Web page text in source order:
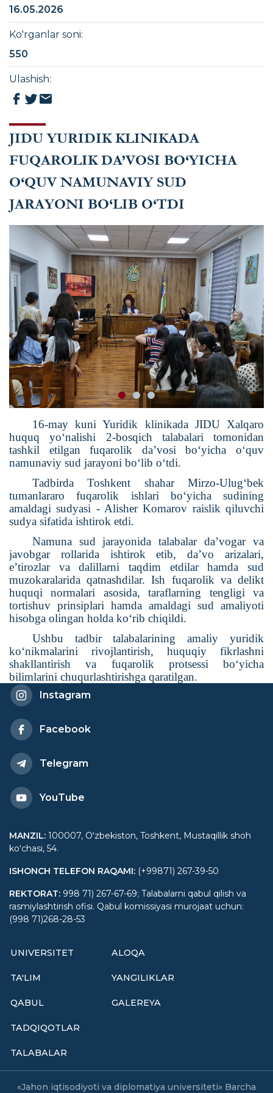
JIDU YURIDIK KLINIKADA
FUQAROLIK DA’VOSI BO‘YICHA
O‘QUV NAMUNAVIY SUD
JARAYONI BO‘LIB O‘TDI
16-may kuni Yuridik klinikada JIDU Xalqaro
huquq yo‘nalishi 2-bosqich talabalari tomonidan
tashkil etilgan fuqarolik da’vosi bo‘yicha o‘quv
namunaviy sud jarayoni bo‘lib o‘tdi.
Tadbirda Toshkent shahar Mirzo-Ulug‘bek
tumanlararo fuqarolik ishlari bo‘yicha sudining
amaldagi sudyasi - Alisher Komarov raislik qiluvchi
sudya sifatida ishtirok etdi.
Namuna sud jarayonida talabalar da’vogar va
javobgar rollarida ishtirok etib, da’vo arizalari,
e’tirozlar va dalillarni taqdim etdilar hamda sud
muzokaralarida qatnashdilar. Ish fuqarolik va delikt
huquqi normalari asosida, taraflarning tengligi va
tortishuv prinsiplari hamda amaldagi sud amaliyoti
hisobga olingan holda ko‘rib chiqildi.
Ushbu tadbir talabalarining amaliy yuridik
ko‘nikmalarini rivojlantirish, huquqiy fikrlashni
shakllantirish va fuqarolik protsessi bo‘yicha
bilimlarini chuqurlashtirishga qaratilgan.
16.05.2026
Ko'rganlar soni:
550
Ulashish:
Instagram
Facebook
Telegram
YouTube
MANZIL: 100007, Oʻzbekiston, Toshkent, Mustaqillik shoh
koʻchasi, 54.
ISHONCH TELEFON RAQAMI: (+99871) 267-39-50
REKTORAT: 998 71) 267-67-69; Talabalarni qabul qilish va
rasmiylashtirish ofisi. Qabul komissiyasi murojaat uchun:
(998 71)268-28-53
UNIVERSITET
TA'LIM
QABUL
TADQIQOTLAR
TALABALAR
ALOQA
YANGILIKLAR
GALEREYA
«Jahon iqtisodiyoti va diplomatiya universiteti» Barcha